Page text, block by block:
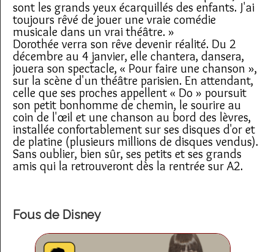
sont les grands yeux écarquillés des enfants. J'ai
toujours rêvé de jouer une vraie comédie
musicale dans un vrai théâtre. »
Dorothée verra son rêve devenir réalité. Du 2
décembre au 4 janvier, elle chantera, dansera,
jouera son spectacle, « Pour faire une chanson »,
sur la scène d'un théâtre parisien. En attendant,
celle que ses proches appellent « Do » poursuit
son petit bonhomme de chemin, le sourire au
coin de l'œil et une chanson au bord des lèvres,
installée confortablement sur ses disques d'or et
de platine (plusieurs millions de disques vendus).
Sans oublier, bien sûr, ses petits et ses grands
amis qui la retrouveront dès la rentrée sur A2.
Fous de Disney